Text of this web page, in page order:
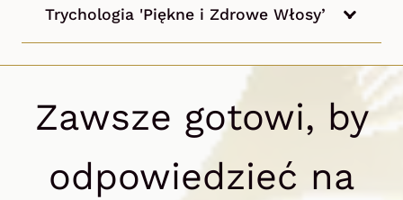
Trychologia 'Piękne i Zdrowe Włosy’
Zawsze gotowi, by
odpowiedzieć na